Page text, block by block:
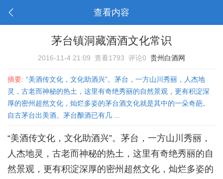
查看内容
茅台镇洞藏酒酒文化常识
2016-11-4 21:09 查看1793 评论0 贵州白酒网
摘要: “美酒传文化，文化助酒兴”。茅台，一方山川秀丽，人杰地
灵，古老而神秘的热土，这里有奇绝秀丽的自然景观，更有积淀深
厚的密州超然文化，灿烂多姿的茅台酒文化就是其中的一朵奇葩。
自古茅台出美酒。茅台酿酒已有几 ...
“美酒传文化，文化助酒兴”。茅台，一方山川秀丽，
人杰地灵，古老而神秘的热土，这里有奇绝秀丽的自
然景观，更有积淀深厚的密州超然文化，灿烂多姿的